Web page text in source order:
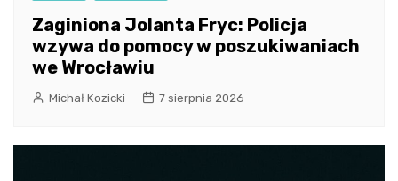
Zaginiona Jolanta Fryc: Policja
wzywa do pomocy w poszukiwaniach
we Wrocławiu
Michał Kozicki 7 sierpnia 2026